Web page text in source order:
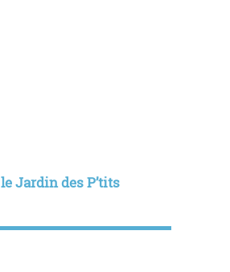
le Jardin des P’tits